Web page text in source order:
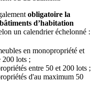
obligatoire la
d’habitation
un calendrier échelonné :
en monopropriété et
200 lots ;
entre 50 et 200 lots ;
d'au maximum 50